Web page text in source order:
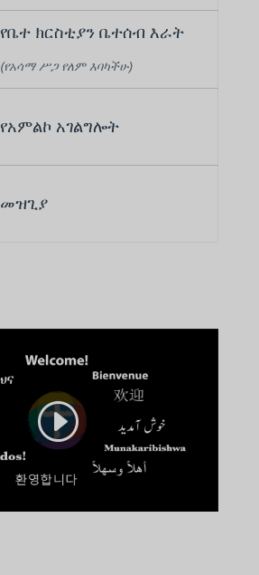
የቤተ ክርስቲያን ቤተሰብ እራት
(የአሳማ ሥጋ የለም እባካችሁ)
የአምልኮ አገልግሎት
መዝጊያ